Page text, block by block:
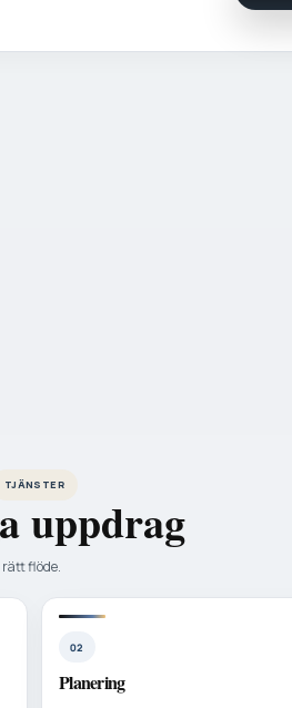
TJÄNSTER
uppdrag
flöde.
02
Planering